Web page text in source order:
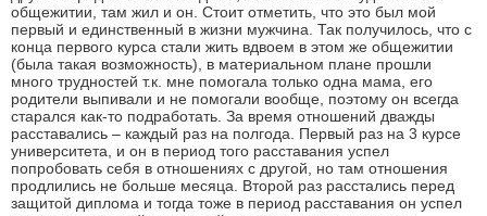
общежитии, там жил и он. Стоит отметить, что это был мой
первый и единственный в жизни мужчина. Так получилось, что с
конца первого курса стали жить вдвоем в этом же общежитии
(была такая возможность), в материальном плане прошли
много трудностей т.к. мне помогала только одна мама, его
родители выпивали и не помогали вообще, поэтому он всегда
старался как-то подработать. За время отношений дважды
расставались – каждый раз на полгода. Первый раз на 3 курсе
университета, и он в период того расставания успел
попробовать себя в отношениях с другой, но там отношения
продлились не больше месяца. Второй раз расстались перед
защитой диплома и тогда тоже в период расставания он успел